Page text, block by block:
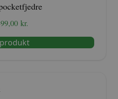
kr.